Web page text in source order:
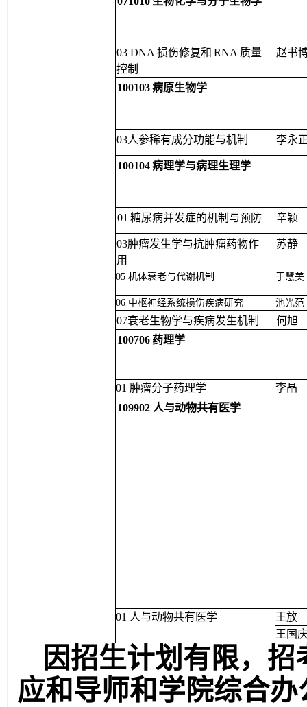
03 DNA 损伤修复和 RNA 质量
控制
赵书
100103 病原生物学
03人参稀有成分功能与机制 李永
100104 病理学与病理生理学
01 糖尿病并发症的机制与预 防 辛颖
03肿瘤发生学与抗肿瘤药物作
用
苏静
05 机体衰老与代谢机制 于慧美
06 中枢神经系统损伤疾病研究 池光范
07衰老生物学与疾病发生机制
何旭
100706 药理学
01 肿瘤分子药理学
李晶
109902 人与动物共有医学
01 人与动物共有医学
王放
王国
因招生计划有限，
应和导师和学院综合